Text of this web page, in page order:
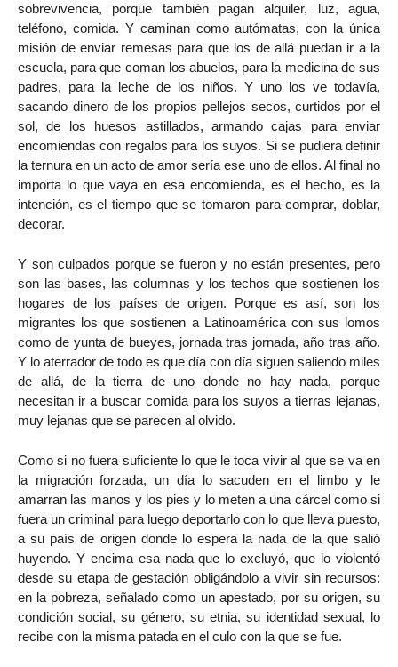
sobrevivencia, porque también pagan alquiler, luz, agua,
teléfono, comida. Y caminan como autómatas, con la única
misión de enviar remesas para que los de allá puedan ir a la
escuela, para que coman los abuelos, para la medicina de sus
padres, para la leche de los niños. Y uno los ve todavía,
sacando dinero de los propios pellejos secos, curtidos por el
sol, de los huesos astillados, armando cajas para enviar
encomiendas con regalos para los suyos. Si se pudiera definir
la ternura en un acto de amor sería ese uno de ellos. Al final no
importa lo que vaya en esa encomienda, es el hecho, es la
intención, es el tiempo que se tomaron para comprar, doblar,
decorar.
Y son culpados porque se fueron y no están presentes, pero
son las bases, las columnas y los techos que sostienen los
hogares de los países de origen. Porque es así, son los
migrantes los que sostienen a Latinoamérica con sus lomos
como de yunta de bueyes, jornada tras jornada, año tras año.
Y lo aterrador de todo es que día con día siguen saliendo miles
de allá, de la tierra de uno donde no hay nada, porque
necesitan ir a buscar comida para los suyos a tierras lejanas,
muy lejanas que se parecen al olvido.
Como si no fuera suficiente lo que le toca vivir al que se va en
la migración forzada, un día lo sacuden en el limbo y le
amarran las manos y los pies y lo meten a una cárcel como si
fuera un criminal para luego deportarlo con lo que lleva puesto,
a su país de origen donde lo espera la nada de la que salió
huyendo. Y encima esa nada que lo excluyó, que lo violentó
desde su etapa de gestación obligándolo a vivir sin recursos:
en la pobreza, señalado como un apestado, por su origen, su
condición social, su género, su etnia, su identidad sexual, lo
recibe con la misma patada en el culo con la que se fue.